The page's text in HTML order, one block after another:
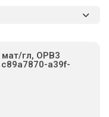
гл, OPB3
a39f-